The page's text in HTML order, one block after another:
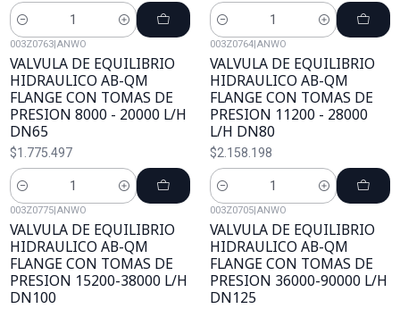
Cantidad Cantidad
003Z0763|ANWO
VALVULA DE EQUILIBRIO
HIDRAULICO AB-QM
FLANGE CON TOMAS DE
PRESION 8000 - 20000 L/H
DN65
$1.775.497
Cantidad
003Z0764|ANWO
VALVULA DE EQUILIBRIO
HIDRAULICO AB-QM
FLANGE CON TOMAS DE
PRESION 11200 - 28000
L/H DN80
$2.158.198
Cantidad
003Z0775|ANWO
VALVULA DE EQUILIBRIO
HIDRAULICO AB-QM
FLANGE CON TOMAS DE
PRESION 15200-38000 L/H
DN100
003Z0705|ANWO
VALVULA DE EQUILIBRIO
HIDRAULICO AB-QM
FLANGE CON TOMAS DE
PRESION 36000-90000 L/H
DN125